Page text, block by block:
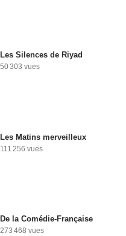
Les Silences de Riyad
50 303 vues
Les Matins merveilleux
111 256 vues
De la Comédie-Française
273 468 vues